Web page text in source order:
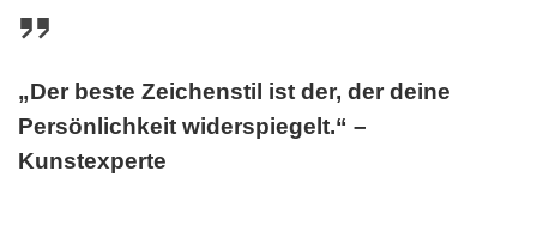
„Der beste Zeichenstil ist der, der deine
Persönlichkeit widerspiegelt.“ –
Kunstexperte